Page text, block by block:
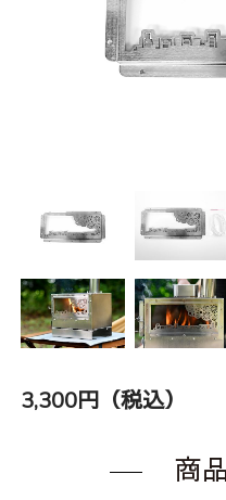
3,300円（税込）
商